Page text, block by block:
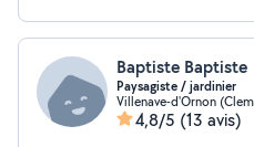
Baptiste Baptiste
Paysagiste / jardinier
4,8/5 (13 avis)